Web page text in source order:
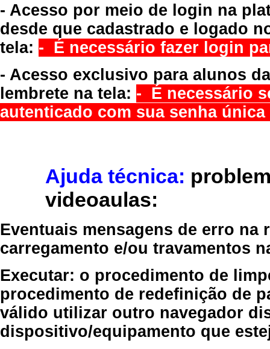
- Acesso por meio de login na
desde que cadastrado e logado
tela: - É necessário fazer login
- Acesso exclusivo para alunos
lembrete na tela: - É necessário
autenticado com sua senha
Ajuda técnica:
videoaulas:
Eventuais mensagens de erro
carregamento e/ou travamentos
Executar: o procedimento de
procedimento de redefinição de
válido utilizar outro navegador
dispositivo/equipamento que